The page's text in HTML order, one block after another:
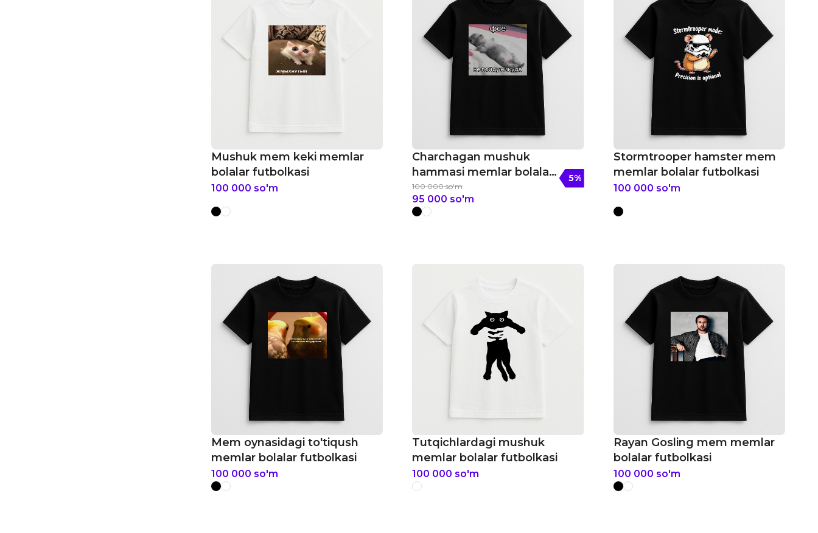
Mushuk mem keki memlar
bolalar futbolkasi
100 000 so'm
Charchagan mushuk
hammasi memlar bolalar
futbolkasi
100 000 so'm
95 000 so'm
5%
Stormtrooper hamster mem
memlar bolalar futbolkasi
100 000 so'm
Mem oynasidagi to'tiqush
memlar bolalar futbolkasi
100 000 so'm
Tutqichlardagi mushuk
memlar bolalar futbolkasi
100 000 so'm
Rayan Gosling mem memlar
bolalar futbolkasi
100 000 so'm